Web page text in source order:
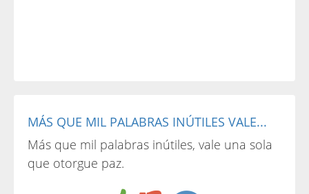
MÁS QUE MIL PALABRAS INÚTILES VALE...
Más que mil palabras inútiles, vale una sola
que otorgue paz.